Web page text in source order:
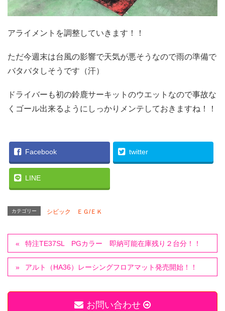
アライメントを調整していきます！！
ただ今週末は台風の影響で天気が悪そうなので雨の準備で
バタバタしそうです（汗）
ドライバーも初の鈴鹿サーキットのウエットなので事故な
くゴール出来るようにしっかりメンテしておきますね！！
Facebook twitter
LINE
カテゴリー シビック ＥＧ/ＥＫ
特注TE37SL PGカラー 即納可能在庫残り２台分！！
アルト（HA36）レーシングフロアマット発売開始！！
お問い合わせ